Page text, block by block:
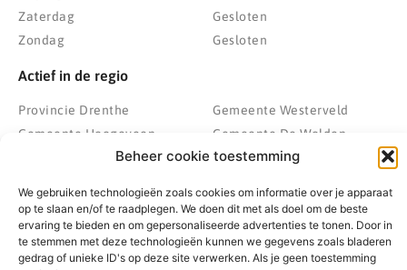
Beheer cookie toestemming
We gebruiken technologieën zoals cookies om informatie over je apparaat
op te slaan en/of te raadplegen. We doen dit met als doel om de beste
ervaring te bieden en om gepersonaliseerde advertenties te tonen. Door in
te stemmen met deze technologieën kunnen we gegevens zoals bladeren
gedrag of unieke ID's op deze site verwerken. Als je geen toestemming
Zaterdag
Zondag
Gesloten
Gesloten
Actief in de regio
Provincie Drenthe
Gemeente Hoogeveen
Gemeente Meppel
Gemeente Noordenveld
Gemeente Noordoostpolder
Gemeente Steenwijkerland
Gemeente Westerveld
Gemeente De Wolden
Zwolle
Kampen
Emmeloord
Wolvega